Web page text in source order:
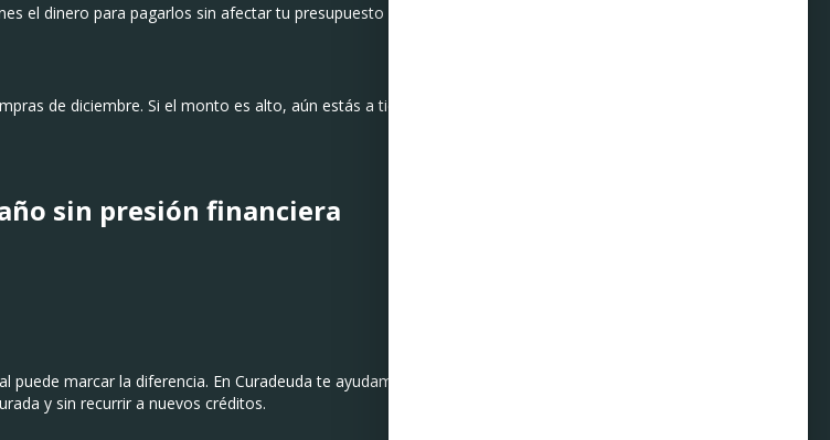
el dinero para pagarlos sin afectar tu presupuesto mensual. Si no es
de diciembre. Si el monto es alto, aún estás a tiempo de ajustar tus
sin presión financiera
marcar la diferencia. En Curadeuda te ayudamos a crear un plan
y sin recurrir a nuevos créditos.